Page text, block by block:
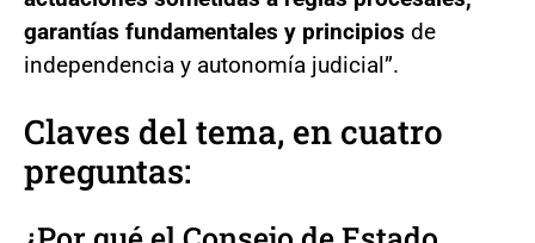
garantías fundamentales y principios de
independencia y autonomía judicial”.
Claves del tema, en cuatro
preguntas: